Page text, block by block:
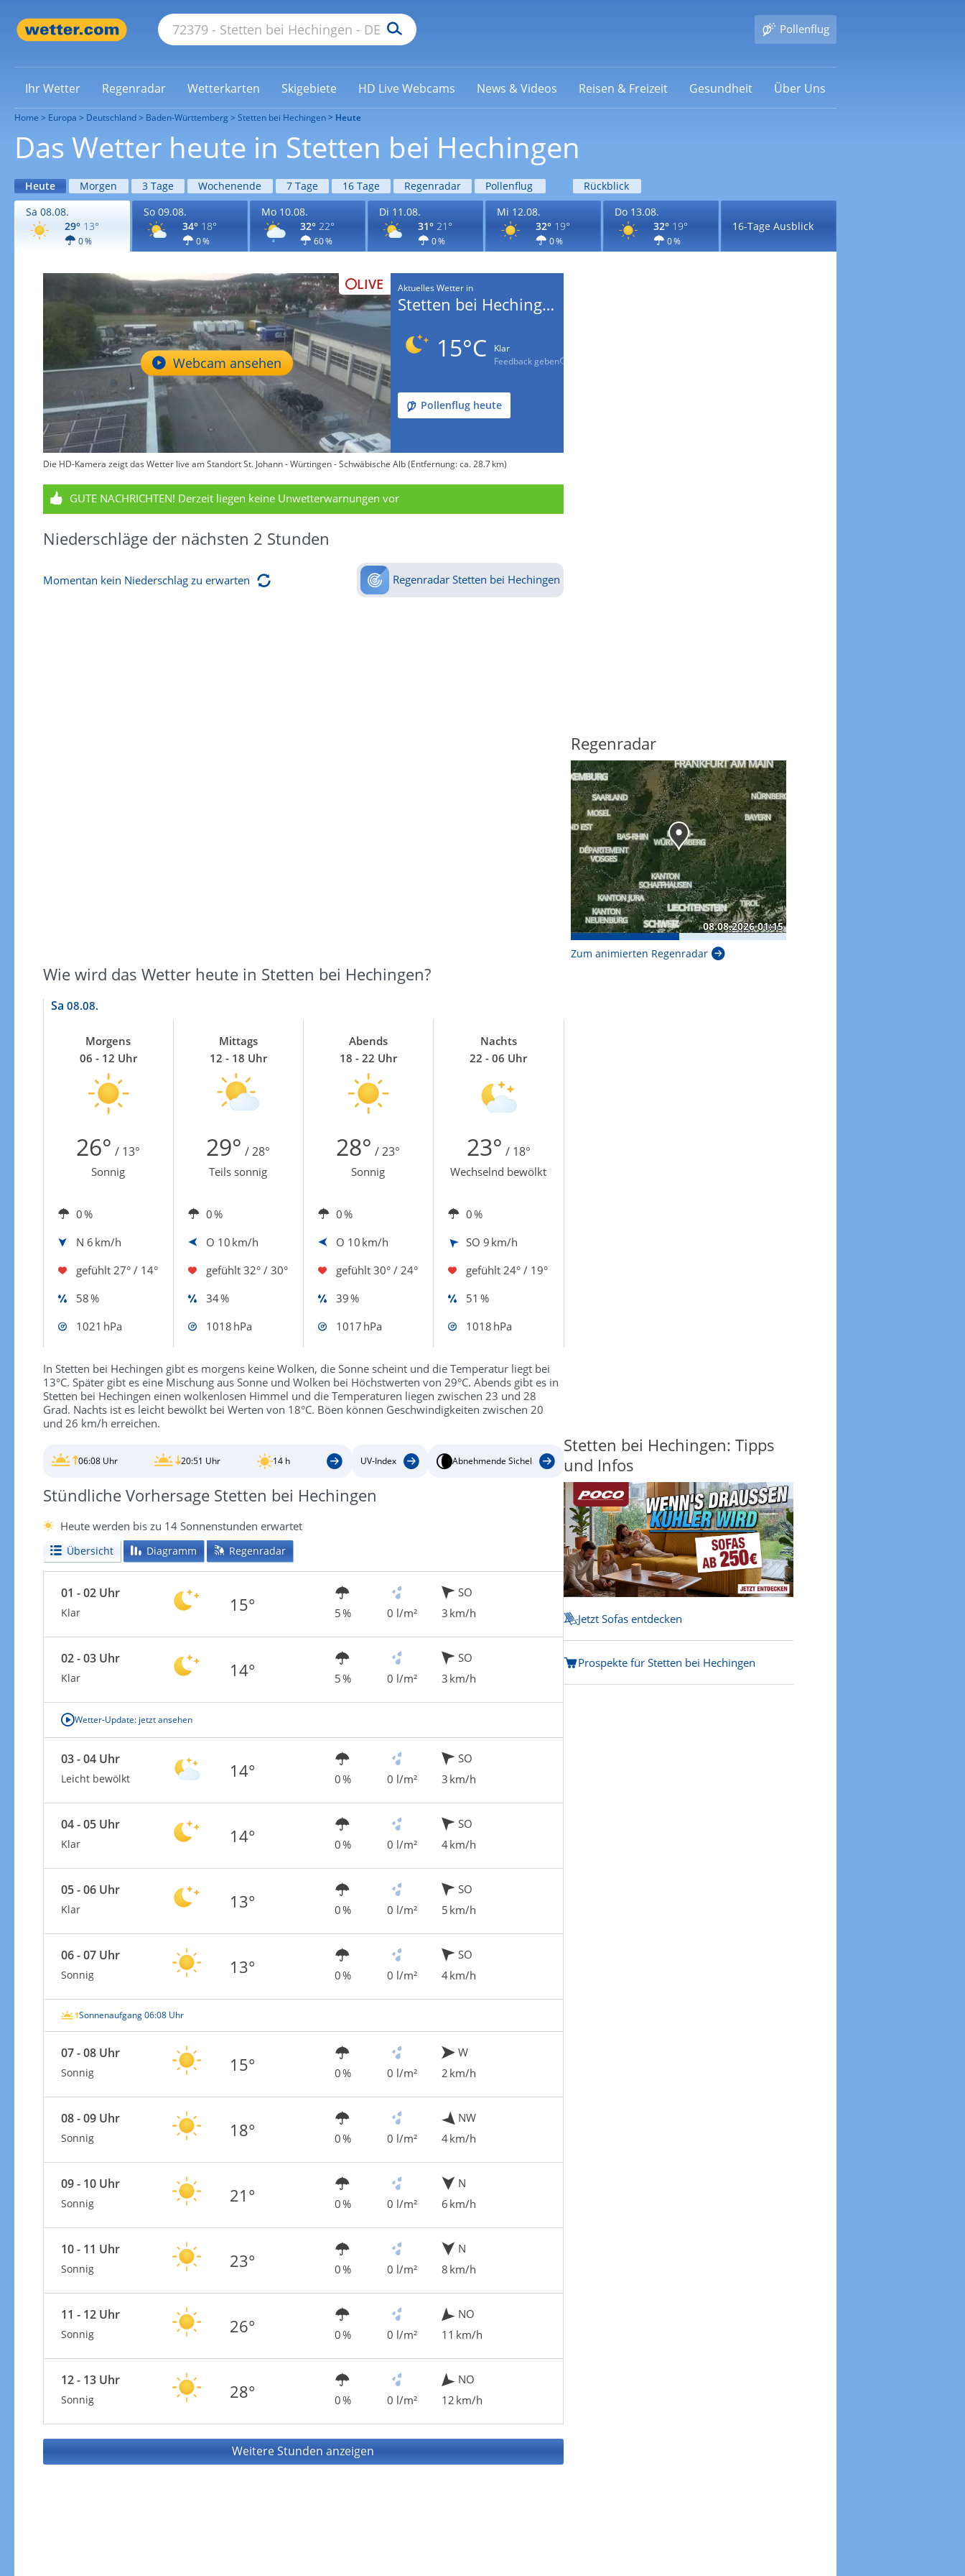
Pollenflug
Ihr Wetter Regenradar Wetterkarten Skigebiete HD Live Webcams News & Videos Reisen & Freizeit Gesundheit Über Uns
Home Europa Deutschland Baden-Württemberg Stetten bei Hechingen Heute
Das Wetter heute in Stetten bei Hechingen
Heute Morgen 3 Tage Wochenende 7 Tage 16 Tage Regenradar Pollenflug
Rückblick
Sa 08.08.
29° 13°
0 %
So 09.08.
34° 18°
0 %
Mo 10.08.
32° 22°
60 %
Di 11.08.
31° 21°
0 %
Mi 12.08.
32° 19°
0 %
Do 13.08.
32° 19°
0 %
16-Tage Ausblick
LIVE
Webcam ansehen
Aktuelles Wetter in
Stetten bei Hechingen
15°C
Klar
Feedback geben
Pollenflug heute
Die HD-Kamera zeigt das Wetter live am Standort St. Johann - Würtingen - Schwäbische Alb (Entfernung: ca. 28.7 km)
GUTE NACHRICHTEN! Derzeit liegen keine Unwetterwarnungen vor
Niederschläge der nächsten 2 Stunden
Momentan kein Niederschlag zu erwarten Regenradar Stetten bei Hechingen
Wie wird das Wetter heute in Stetten bei Hechingen?
Sa 08.08.
Morgens
06 - 12 Uhr
Mittags
12 - 18 Uhr
Abends
18 - 22 Uhr
Nachts
22 - 06 Uhr
26° / 13° 29° / 28° 28° / 23° 23° / 18°
Sonnig Teils sonnig Sonnig Wechselnd bewölkt
0 % 0 % 0 %
0 %
N 6 km/h O 10 km/h O 10 km/h SO 9 km/h
gefühlt 27° / 14° gefühlt 32° / 30° gefühlt 30° / 24° gefühlt 24° / 19°
58 %
34 % 39 %
51 %
1021 hPa
1018 hPa 1017 hPa 1018 hPa
In Stetten bei Hechingen gibt es morgens keine Wolken, die Sonne scheint und die Temperatur liegt bei
13°C. Später gibt es eine Mischung aus Sonne und Wolken bei Höchstwerten von 29°C. Abends gibt es in
Stetten bei Hechingen einen wolkenlosen Himmel und die Temperaturen liegen zwischen 23 und 28
Grad. Nachts ist es leicht bewölkt bei Werten von 18°C. Böen können Geschwindigkeiten zwischen 20
und 26 km/h erreichen.
06:08 Uhr 20:51 Uhr 14 h UV-Index Abnehmende Sichel
Stündliche Vorhersage Stetten bei Hechingen
Heute werden bis zu 14 Sonnenstunden erwartet
Übersicht Diagramm Regenradar
01 - 02 Uhr
Klar 15° 5 % 0 l/m²
SO
3 km/h
02 - 03 Uhr
Klar 14° 5 % 0 l/m²
SO
3 km/h
Wetter-Update: jetzt ansehen
03 - 04 Uhr
Leicht bewölkt 14° 0 % 0 l/m²
SO
3 km/h
04 - 05 Uhr
Klar 14° 0 % 0 l/m²
SO
4 km/h
05 - 06 Uhr
Klar 13° 0 % 0 l/m²
SO
5 km/h
06 - 07 Uhr
Sonnig 13° 0 % 0 l/m²
SO
4 km/h
Sonnenaufgang 06:08 Uhr
07 - 08 Uhr
Sonnig 15° 0 % 0 l/m²
W
2 km/h
08 - 09 Uhr
Sonnig 18° 0 % 0 l/m²
NW
4 km/h
09 - 10 Uhr
Sonnig 21° 0 % 0 l/m²
N
6 km/h
10 - 11 Uhr
Sonnig 23° 0 % 0 l/m²
N
8 km/h
11 - 12 Uhr
Sonnig 26° 0 % 0 l/m²
NO
11 km/h
12 - 13 Uhr
Sonnig 28° 0 % 0 l/m²
NO
12 km/h
Weitere Stunden anzeigen
Regenradar
Zum animierten Regenradar
Stetten bei Hechingen: Tipps
und Infos
Jetzt Sofas entdecken
Prospekte für Stetten bei Hechingen